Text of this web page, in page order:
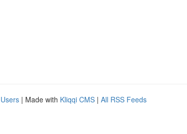
| Made with Kliqqi CMS | All RSS Feeds